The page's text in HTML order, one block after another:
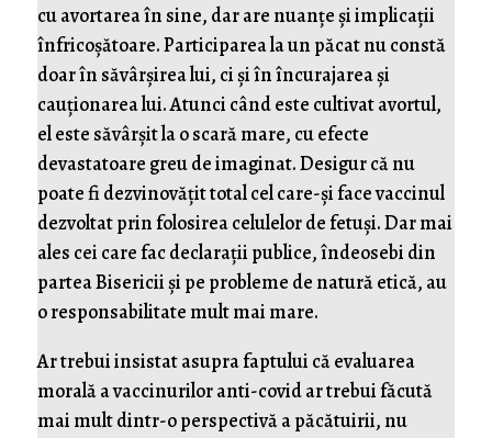
cu avortarea în sine, dar are nuanțe și implicații
înfricoșătoare. Participarea la un păcat nu constă
doar în săvârșirea lui, ci și în încurajarea și
cauționarea lui. Atunci când este cultivat avortul,
el este săvârșit la o scară mare, cu efecte
devastatoare greu de imaginat. Desigur că nu
poate fi dezvinovățit total cel care-și face vaccinul
dezvoltat prin folosirea celulelor de fetuși. Dar mai
ales cei care fac declarații publice, îndeosebi din
partea Bisericii și pe probleme de natură etică, au
o responsabilitate mult mai mare.
Ar trebui insistat asupra faptului că evaluarea
morală a vaccinurilor anti-covid ar trebui făcută
mai mult dintr-o perspectivă a păcătuirii, nu